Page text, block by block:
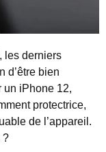
les derniers
d’être bien
un iPhone 12,
protectrice,
de l’appareil.
?